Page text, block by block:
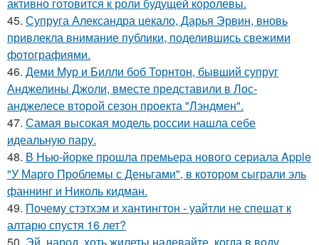
45. Супруга Александра цекало, Дарья Эрвин, вновь
привлекла внимание публики, поделившись свежими
фотографиями.
46. Деми Мур и Билли боб Торнтон, бывший супруг
Анджелины Джоли, вместе представили в Лос-
анджелесе второй сезон проекта "Лэндмен".
47. Самая высокая модель россии нашла себе
идеальную пару.
48. В Нью-йорке прошла премьера нового сериала Apple
"У Марго Проблемы с Деньгами", в котором сыграли эль
фаннинг и Николь кидман.
49. Почему стэтхэм и хантингтон - уайтли не спешат к
алтарю спустя 16 лет?